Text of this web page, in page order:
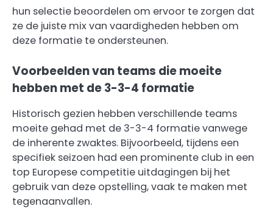
hun selectie beoordelen om ervoor te zorgen dat
ze de juiste mix van vaardigheden hebben om
deze formatie te ondersteunen.
Voorbeelden van teams die moeite
hebben met de 3-3-4 formatie
Historisch gezien hebben verschillende teams
moeite gehad met de 3-3-4 formatie vanwege
de inherente zwaktes. Bijvoorbeeld, tijdens een
specifiek seizoen had een prominente club in een
top Europese competitie uitdagingen bij het
gebruik van deze opstelling, vaak te maken met
tegenaanvallen.